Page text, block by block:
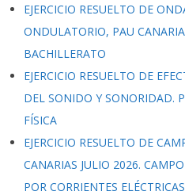
EJERCICIO RESUELTO DE
ONDULATORIO, PAU
BACHILLERATO
EJERCICIO RESUELTO DE
DEL SONIDO Y SONORIDAD.
FÍSICA
EJERCICIO RESUELTO DE
CANARIAS JULIO 2026.
POR CORRIENTES